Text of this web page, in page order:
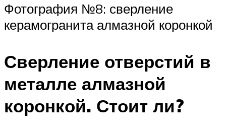
Фотография №8: сверление
керамогранита алмазной коронкой
Сверление отверстий в
металле алмазной
коронкой. Стоит ли?